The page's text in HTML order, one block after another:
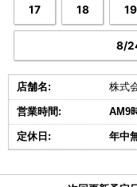
17 18 19
8/
店舗名: 株式
営業時間: AM9
定休日: 年中